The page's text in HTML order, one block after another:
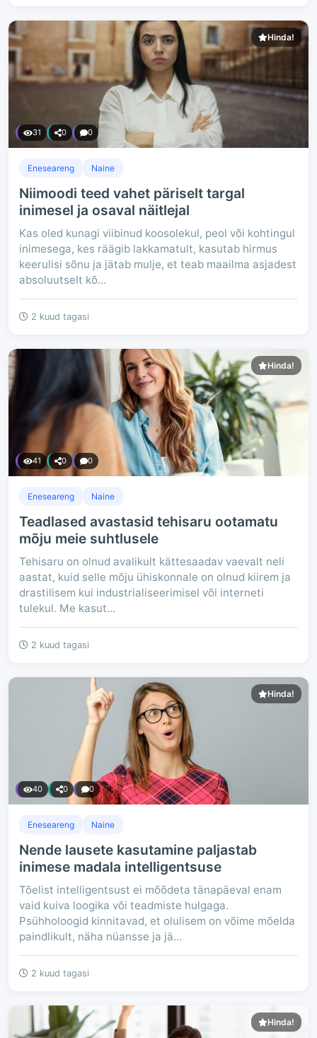
Hinda!
31 0 0
Eneseareng Naine
Niimoodi teed vahet päriselt targal
inimesel ja osaval näitlejal
Kas oled kunagi viibinud koosolekul, peol või kohtingul
inimesega, kes räägib lakkamatult, kasutab hirmus
keerulisi sõnu ja jätab mulje, et teab maailma asjadest
absoluutselt kõ...
2 kuud tagasi
Hinda!
41 0 0
Eneseareng Naine
Teadlased avastasid tehisaru ootamatu
mõju meie suhtlusele
Tehisaru on olnud avalikult kättesaadav vaevalt neli
aastat, kuid selle mõju ühiskonnale on olnud kiirem ja
drastilisem kui industrialiseerimisel või interneti
tulekul. Me kasut...
2 kuud tagasi
Hinda!
40 0 0
Eneseareng Naine
Nende lausete kasutamine paljastab
inimese madala intelligentsuse
Tõelist intelligentsust ei mõõdeta tänapäeval enam
vaid kuiva loogika või teadmiste hulgaga.
Psühholoogid kinnitavad, et olulisem on võime mõelda
paindlikult, näha nüansse ja jä...
2 kuud tagasi
Hinda!